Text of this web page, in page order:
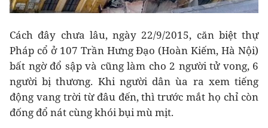
Cách đây chưa lâu, ngày 22/9/2015, căn biệt thự
Pháp cổ ở 107 Trần Hưng Đạo (Hoàn Kiếm, Hà Nội)
bất ngờ đổ sập và cũng làm cho 2 người tử vong, 6
người bị thương. Khi người dân ùa ra xem tiếng
động vang trời từ đâu đến, thì trước mắt họ chỉ còn
đống đổ nát cùng khói bụi mù mịt.